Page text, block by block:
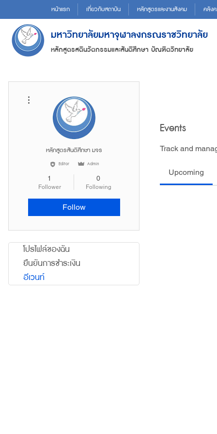
หน้าแรก เกี่ยวกับสถาบัน หลักสูตรและงานสังคม คลัง
มหาวิทยาลัยมหาจุฬาลงกรณราชวิทยาลัย
หลักสูตรสตินวัตกรรมและสันติศึกษา บัณฑิตวิทยาลัย
Events
Track and
Upcoming
หลักสูตรสันติศึกษา มจร
Editor Admin
1
Follower
0
Following
Follow
โปรไฟล์ของฉัน
ยืนยันการชำระเงิน
อีเวนท์